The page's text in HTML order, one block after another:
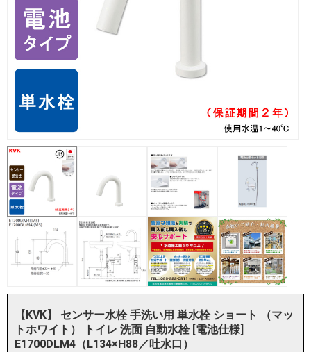
【KVK】 センサー水栓 手洗い用 単水栓 ショート （マッ
トホワイト） トイレ 洗面 自動水栓 [電池仕様]
E1700DLM4（L134×H88／吐水口）